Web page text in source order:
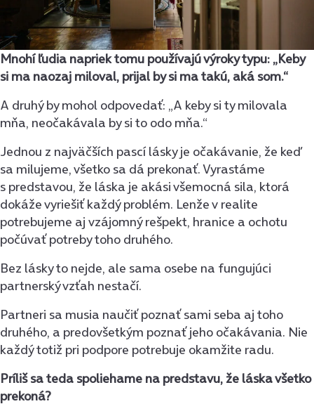
Mnohí ľudia napriek tomu používajú výroky typu: „Keby
si ma naozaj miloval, prijal by si ma takú, aká som.“
A druhý by mohol odpovedať: „A keby si ty milovala
mňa, neočakávala by si to odo mňa.“
Jednou z najväčších pascí lásky je očakávanie, že keď
sa milujeme, všetko sa dá prekonať. Vyrastáme
s predstavou, že láska je akási všemocná sila, ktorá
dokáže vyriešiť každý problém. Lenže v realite
potrebujeme aj vzájomný rešpekt, hranice a ochotu
počúvať potreby toho druhého.
Bez lásky to nejde, ale sama osebe na fungujúci
partnerský vzťah nestačí.
Partneri sa musia naučiť poznať sami seba aj toho
druhého, a predovšetkým poznať jeho očakávania. Nie
každý totiž pri podpore potrebuje okamžite radu.
Príliš sa teda spoliehame na predstavu, že láska všetko
prekoná?